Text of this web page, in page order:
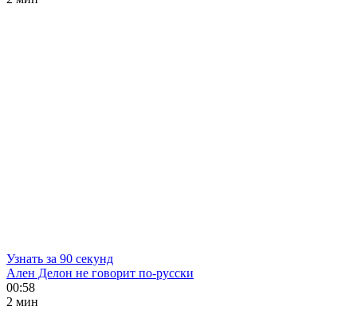
Узнать за 90 секунд
Ален Делон не говорит по-русски
00:58
2 мин